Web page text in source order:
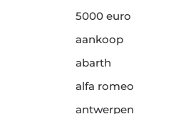
5000 euro
aankoop
abarth
alfa romeo
antwerpen